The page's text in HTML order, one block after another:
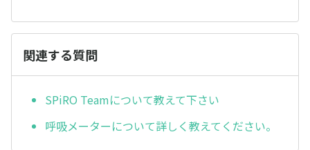
関連する質問
SPiRO Teamについて教えて下さい
呼吸メーターについて詳しく教えてください。